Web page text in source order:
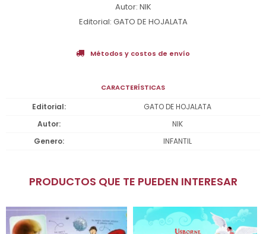
Autor: NIK
Editorial: GATO DE HOJALATA
Métodos y costos de envío
CARACTERÍSTICAS
Editorial
GATO DE HOJALATA
Autor
NIK
Genero
INFANTIL
PRODUCTOS QUE TE PUEDEN INTERESAR